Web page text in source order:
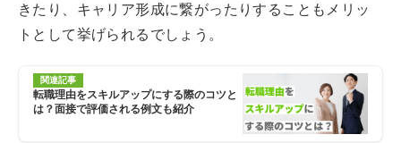
きたり、キャリア形成に繋がったりすることもメリッ
トとして挙げられるでしょう。
関連記事
転職理由をスキルアップにする際のコツと
は？面接で評価される例文も紹介